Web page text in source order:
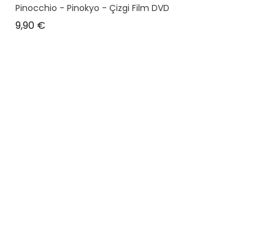
Pinocchio - Pinokyo - Çizgi Film DVD
9,90 €